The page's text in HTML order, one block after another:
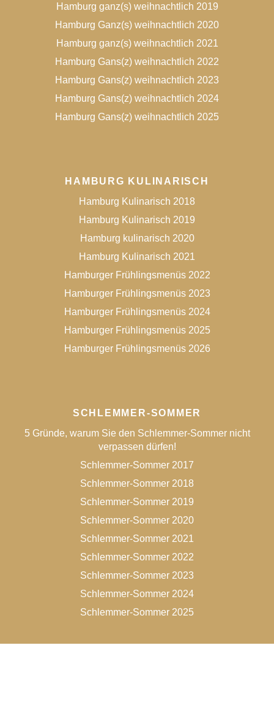
Hamburg ganz(s) weihnachtlich 2019
Hamburg Ganz(s) weihnachtlich 2020
Hamburg ganz(s) weihnachtlich 2021
Hamburg Gans(z) weihnachtlich 2022
Hamburg Gans(z) weihnachtlich 2023
Hamburg Gans(z) weihnachtlich 2024
Hamburg Gans(z) weihnachtlich 2025
HAMBURG KULINARISCH
Hamburg Kulinarisch 2018
Hamburg Kulinarisch 2019
Hamburg kulinarisch 2020
Hamburg Kulinarisch 2021
Hamburger Frühlingsmenüs 2022
Hamburger Frühlingsmenüs 2023
Hamburger Frühlingsmenüs 2024
Hamburger Frühlingsmenüs 2025
Hamburger Frühlingsmenüs 2026
SCHLEMMER-SOMMER
5 Gründe, warum Sie den Schlemmer-Sommer nicht
verpassen dürfen!
Schlemmer-Sommer 2017
Schlemmer-Sommer 2018
Schlemmer-Sommer 2019
Schlemmer-Sommer 2020
Schlemmer-Sommer 2021
Schlemmer-Sommer 2022
Schlemmer-Sommer 2023
Schlemmer-Sommer 2024
Schlemmer-Sommer 2025